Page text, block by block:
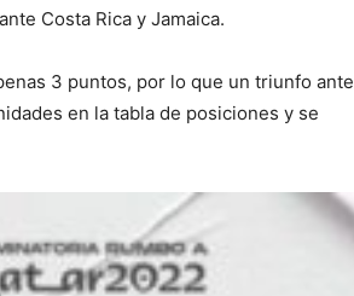
Costa Rica y Jamaica.
3 puntos, por lo que un triunfo ante
en la tabla de posiciones y se